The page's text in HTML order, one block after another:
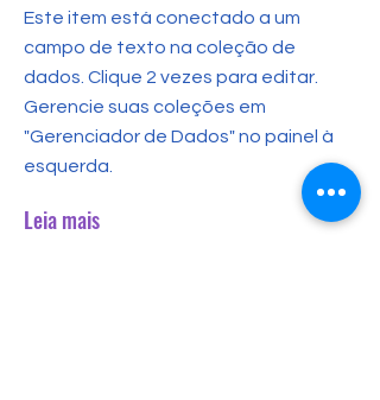
Este item está conectado a um
campo de texto na coleção de
dados. Clique 2 vezes para editar.
Gerencie suas coleções em
"Gerenciador de Dados" no painel à
esquerda.
Leia mais